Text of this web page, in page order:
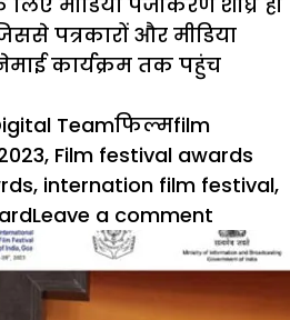
पत्रकारों और मीडिया
कार्यक्रम तक पहुंच
TeamCategories
फिल्मTags
film
, Film festival awards
, internation film festival,
Leave a comment
54वें
भारतीय